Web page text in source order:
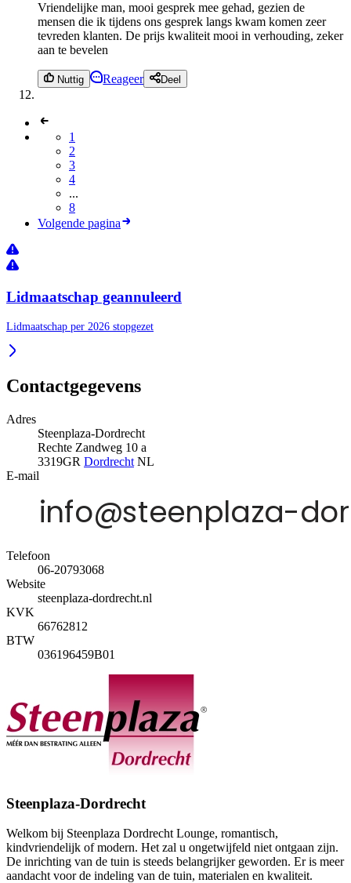
Vriendelijke man, mooi gesprek mee gehad, gezien de
mensen die ik tijdens ons gesprek langs kwam komen zeer
tevreden klanten. De prijs kwaliteit mooi in verhouding, zeker
aan te bevelen
Nuttig Reageer Deel
1
2
3
4
...
8
Volgende pagina
Lidmaatschap geannuleerd
Lidmaatschap per 2026 stopgezet
Contactgegevens
Adres
Steenplaza-Dordrecht
Rechte Zandweg 10 a
3319GR Dordrecht NL
E-mail
Telefoon
06-20793068
Website
steenplaza-dordrecht.nl
KVK
66762812
BTW
036196459B01
Steenplaza-Dordrecht
Welkom bij Steenplaza Dordrecht Lounge, romantisch,
kindvriendelijk of modern. Het zal u ongetwijfeld niet ontgaan zijn.
De inrichting van de tuin is steeds belangrijker geworden. Er is meer
aandacht voor de indeling van de tuin, materialen en kwaliteit.